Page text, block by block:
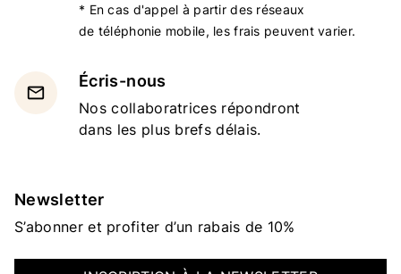
* En cas d'appel à partir des réseaux
de téléphonie mobile, les frais peuvent varier.
email
Écris-nous
Nos collaboratrices répondront
dans les plus brefs délais.
Newsletter
S’abonner et profiter d’un rabais de 10%